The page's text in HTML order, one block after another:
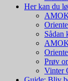
Her kan du
Sådan
Prøv
Vinter